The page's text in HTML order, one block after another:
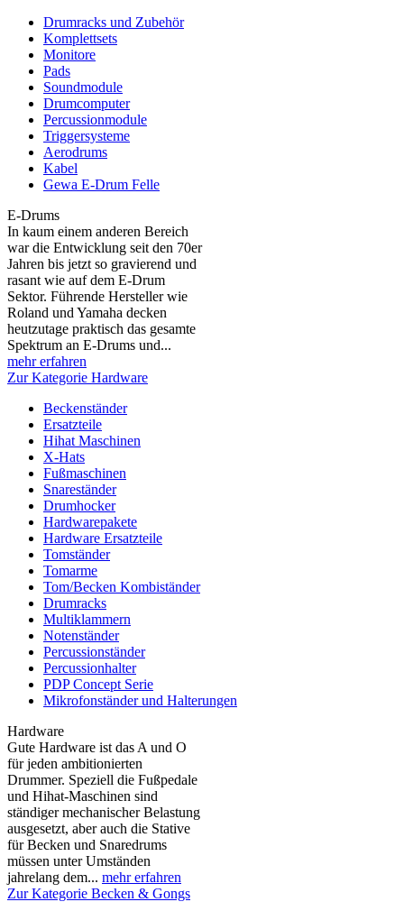
Drumracks und Zubehör
Komplettsets
Monitore
Pads
Soundmodule
Drumcomputer
Percussionmodule
Triggersysteme
Aerodrums
Kabel
Gewa E-Drum Felle
E-Drums
In kaum einem anderen Bereich
war die Entwicklung seit den 70er
Jahren bis jetzt so gravierend und
rasant wie auf dem E-Drum
Sektor. Führende Hersteller wie
Roland und Yamaha decken
heutzutage praktisch das gesamte
Spektrum an E-Drums und...
mehr erfahren
Zur Kategorie Hardware
Beckenständer
Ersatzteile
Hihat Maschinen
X-Hats
Fußmaschinen
Snareständer
Drumhocker
Hardwarepakete
Hardware Ersatzteile
Tomständer
Tomarme
Tom/Becken Kombiständer
Drumracks
Multiklammern
Notenständer
Percussionständer
Percussionhalter
PDP Concept Serie
Mikrofonständer und Halterungen
Hardware
Gute Hardware ist das A und O
für jeden ambitionierten
Drummer. Speziell die Fußpedale
und Hihat-Maschinen sind
ständiger mechanischer Belastung
ausgesetzt, aber auch die Stative
für Becken und Snaredrums
müssen unter Umständen
jahrelang dem... mehr erfahren
Zur Kategorie Becken & Gongs